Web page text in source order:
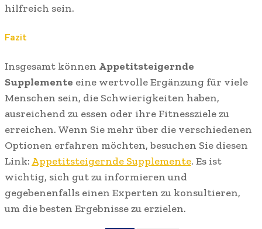
hilfreich sein.
Fazit
Insgesamt können Appetitsteigernde
Supplemente eine wertvolle Ergänzung für viele
Menschen sein, die Schwierigkeiten haben,
ausreichend zu essen oder ihre Fitnessziele zu
erreichen. Wenn Sie mehr über die verschiedenen
Optionen erfahren möchten, besuchen Sie diesen
Link: Appetitsteigernde Supplemente. Es ist
wichtig, sich gut zu informieren und
gegebenenfalls einen Experten zu konsultieren,
um die besten Ergebnisse zu erzielen.